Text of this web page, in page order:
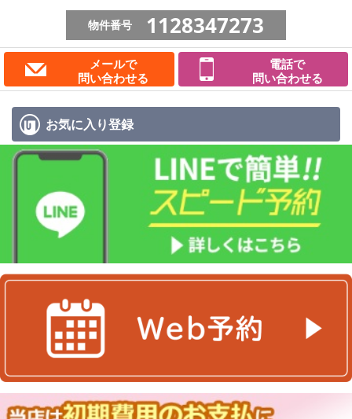
物件番号 1128347273
メールで
問い合わせる
電話で
問い合わせる
お気に入り登録